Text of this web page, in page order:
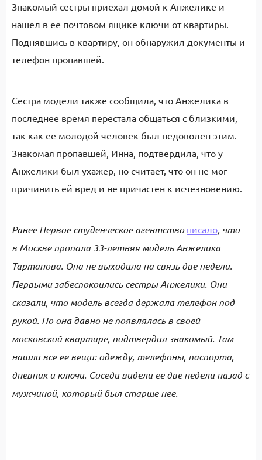
Знакомый сестры приехал домой к Анжелике и
нашел в ее почтовом ящике ключи от квартиры.
Поднявшись в квартиру, он обнаружил документы и
телефон пропавшей.
Сестра модели также сообщила, что Анжелика в
последнее время перестала общаться с близкими,
так как ее молодой человек был недоволен этим.
Знакомая пропавшей, Инна, подтвердила, что у
Анжелики был ухажер, но считает, что он не мог
причинить ей вред и не причастен к исчезновению.
Ранее Первое студенческое агентство писало, что
в Москве пропала 33-летняя модель Анжелика
Тартанова. Она не выходила на связь две недели.
Первыми забеспокоились сестры Анжелики. Они
сказали, что модель всегда держала телефон под
рукой. Но она давно не появлялась в своей
московской квартире, подтвердил знакомый. Там
нашли все ее вещи: одежду, телефоны, паспорта,
дневник и ключи. Соседи видели ее две недели назад с
мужчиной, который был старше нее.